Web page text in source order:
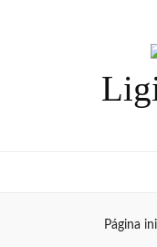
Página